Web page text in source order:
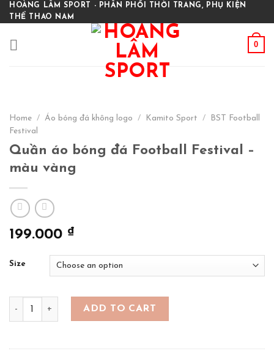
Skip
to
HOÀNG LÂM SPORT - PHÂN PHỐI THỜI TRANG, PHỤ KIỆN
THỂ THAO NAM
0
Home / Áo bóng đá không logo / Kamito Sport /
BST Football
Festival
Quần áo bóng đá Football Festival –
màu vàng
199.000 ₫
Size
Quần áo bóng đá Football Festival - màu vàng quantity
ADD TO CART